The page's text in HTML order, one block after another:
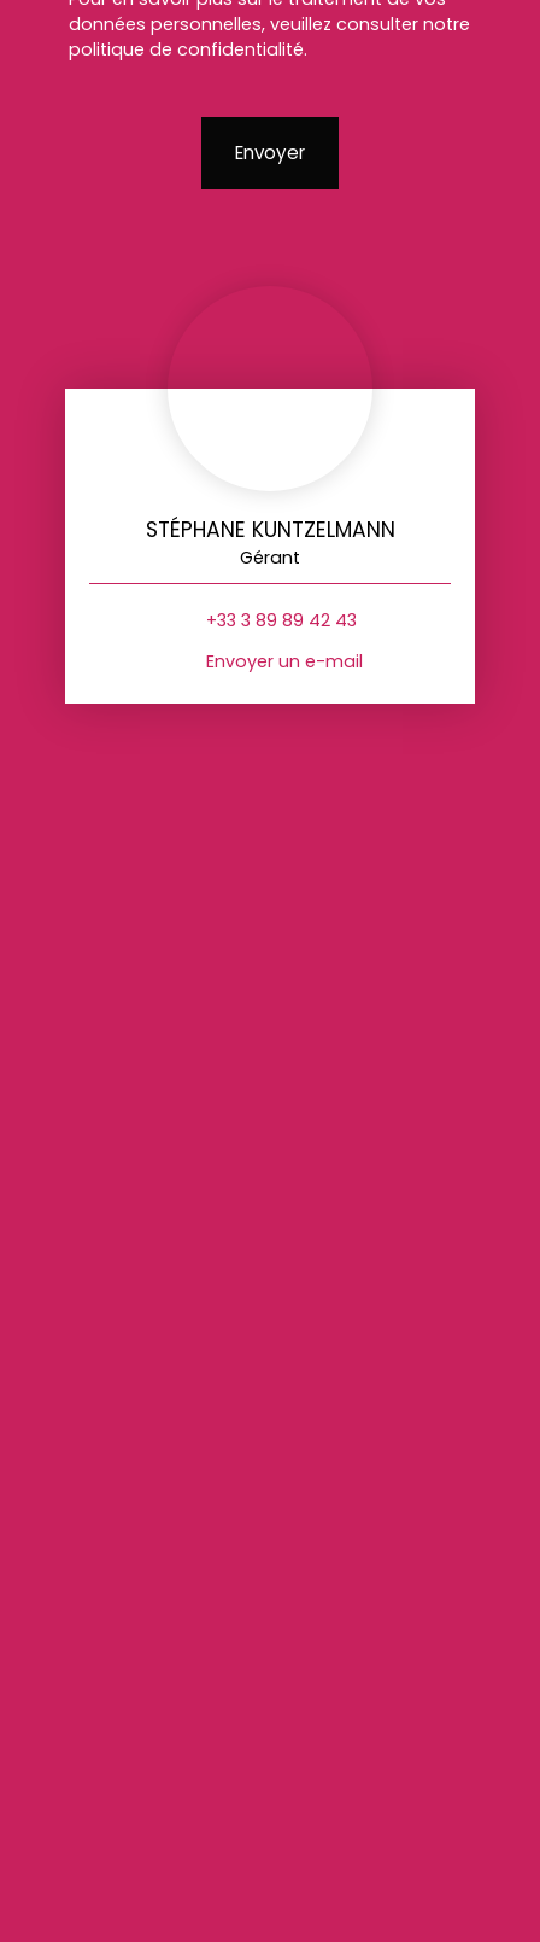
données personnelles, veuillez consulter notre
politique de confidentialité.
Envoyer
STÉPHANE KUNTZELMANN
Gérant
+33 3 89 89 42 43
Envoyer un e-mail